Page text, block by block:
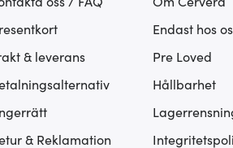
& leverans
& Reklamation
Endast hos
Pre Loved
Hållbarhet